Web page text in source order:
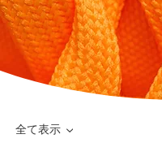
全て表示